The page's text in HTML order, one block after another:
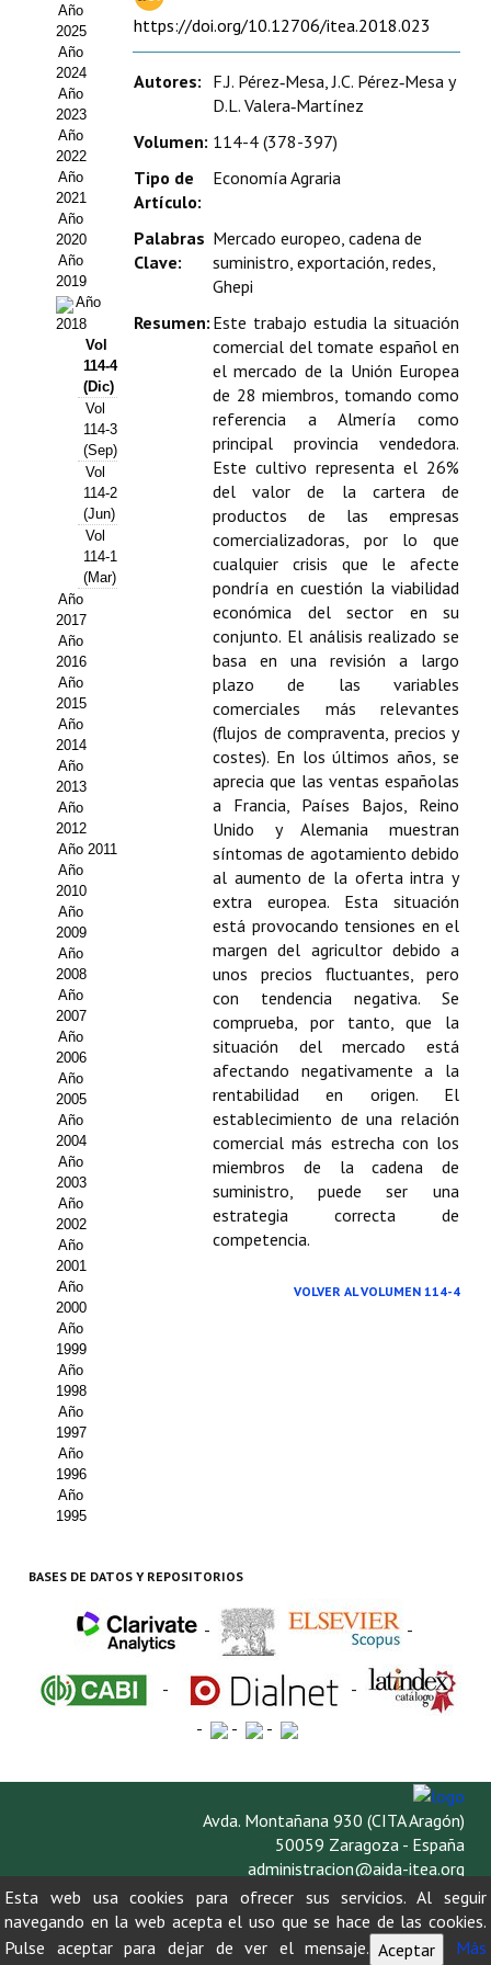
Estatutos
Hacerse socio
Noticias
Galería de Fotos
Web AIDA 2.0
REVISTA ITEA
Presentación ITEA
Equipo Editorial
Leer revista ITEA
Directrices para autores/as
Políticas Editoriales
Propuesta Volumen Especial
Sello Calidad FECYT
Premio Prensa Agraria
Buscador de Artículos
JORNADAS AIDA
Presentación Jornadas
Comunicaciones
Jornadas PAM 2026
Premio Jóvenes Investigadores
Buscador de Comunicaciones
Buscador de Comunicaciones
CONTACTO
BUSCADOR
Año
2025
Año
2024
Año
2023
Año
2022
Año
2021
Año
2020
Año
2019
Año
2018
Vol
114-4
(Dic)
Vol
114-3
(Sep)
Vol
114-2
(Jun)
Vol
114-1
(Mar)
Año
2017
Año
2016
Año
2015
Año
2014
Año
2013
Año
2012
Año 2011
Año
2010
Año
2009
Año
2008
Año
2007
Año
2006
Año
2005
Año
2004
Año
2003
Año
2002
Año
2001
Año
2000
Año
1999
Año
1998
Año
1997
Año
1996
Año
1995
https://doi.org/10.12706/itea.2018.023
Autores: F.J. Pérez‑Mesa, J.C. Pérez‑Mesa y
D.L. Valera‑Martínez
Volumen: 114-4 (378-397)
Tipo de
Artículo:
Economía Agraria
Palabras
Clave:
Mercado europeo, cadena de
suministro, exportación, redes,
Ghepi
Resumen: Este trabajo estudia la situación
comercial del tomate español en
el mercado de la Unión Europea
de 28 miembros, tomando como
referencia a Almería como
principal provincia vendedora.
Este cultivo representa el 26%
del valor de la cartera de
productos de las empresas
comercializadoras, por lo que
cualquier crisis que le afecte
pondría en cuestión la viabilidad
económica del sector en su
conjunto. El análisis realizado se
basa en una revisión a largo
plazo de las variables
comerciales más relevantes
(flujos de compraventa, precios y
costes). En los últimos años, se
aprecia que las ventas españolas
a Francia, Países Bajos, Reino
Unido y Alemania muestran
síntomas de agotamiento debido
al aumento de la oferta intra y
extra europea. Esta situación
está provocando tensiones en el
margen del agricultor debido a
unos precios fluctuantes, pero
con tendencia negativa. Se
comprueba, por tanto, que la
situación del mercado está
afectando negativamente a la
rentabilidad en origen. El
establecimiento de una relación
comercial más estrecha con los
miembros de la cadena de
suministro, puede ser una
estrategia correcta de
competencia.
VOLVER AL VOLUMEN 114-4
BASES DE DATOS Y REPOSITORIOS
- -
-
-
-
- -
Avda. Montañana 930 (CITA Aragón)
50059 Zaragoza - España
administracion@aida-itea.org
976 716 305
Esta web usa cookies para ofrecer sus servicios. Al seguir
navegando en la web acepta el uso que se hace de las cookies.
Pulse aceptar para dejar de ver el mensaje. Aceptar Más